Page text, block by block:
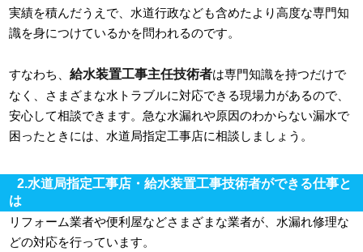
実績を積んだうえで、水道行政なども含めたより高度な専門知
識を身につけているかを問われるのです。
すなわち、給水装置工事主任技術者は専門知識を持つだけで
なく、さまざまな水トラブルに対応できる現場力があるので、
安心して相談できます。急な水漏れや原因のわからない漏水で
困ったときには、水道局指定工事店に相談しましょう。
2.水道局指定工事店・給水装置工事技術者ができる仕事と
は
リフォーム業者や便利屋などさまざまな業者が、水漏れ修理な
どの対応を行っています。